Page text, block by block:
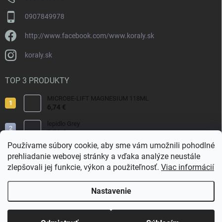
Používame súbory cookie, aby sme vám umožnili pohodlné
prehliadanie webovej stránky a vďaka analýze neustále
zlepšovali jej funkcie, výkon a použiteľnosť. Viac informácií
Nastavenie
0907849978
http://www.facebook.com/www.koraly.sk
koraly.sk
TOP 3 PRODUKTY
MICROBE-LIFT MAGNESIUM 118ML
6,74 €
lepidlo Grey
7,70 €
Reef Salt 2kg Bag.
9,80 €
Copyright 2026Koraly.sk. Všetky práva vyhradené.